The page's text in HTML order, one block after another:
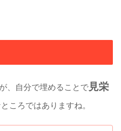
、自分で埋めることで 見栄
ころではありますね。